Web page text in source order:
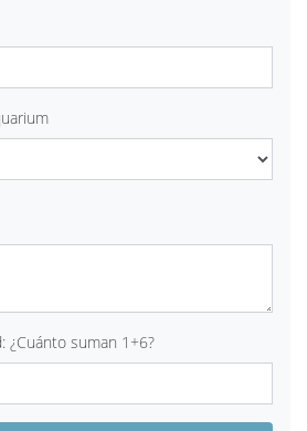
¿Cuánto suman 1+6?